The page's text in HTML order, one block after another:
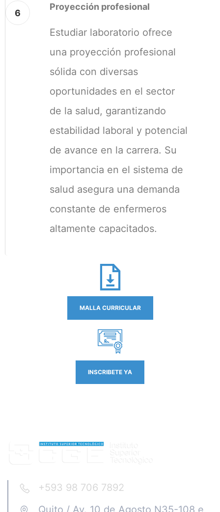
6
Proyección profesional
Estudiar laboratorio ofrece
una proyección profesional
sólida con diversas
oportunidades en el sector
de la salud, garantizando
estabilidad laboral y potencial
de avance en la carrera. Su
importancia en el sistema de
salud asegura una demanda
constante de enfermeros
altamente capacitados.
MALLA CURRICULAR
INSCRIBETE YA
+593 98 706 7892
Quito / Av. 10 de Agosto N35-108 e